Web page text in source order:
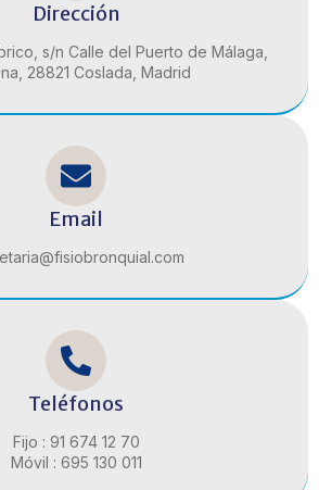
Dirección
s/n Calle del Puerto de Málaga,
28821 Coslada, Madrid
Email
Teléfonos
Fijo : 91 674 12 70
Móvil : 695 130 011